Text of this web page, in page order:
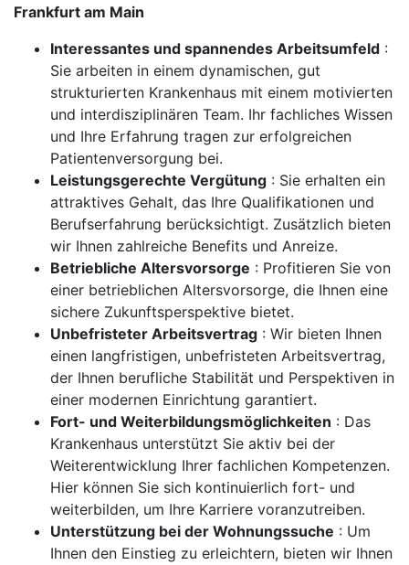
Frankfurt am Main
Interessantes und spannendes Arbeitsumfeld :
Sie arbeiten in einem dynamischen, gut
strukturierten Krankenhaus mit einem motivierten
und interdisziplinären Team. Ihr fachliches Wissen
und Ihre Erfahrung tragen zur erfolgreichen
Patientenversorgung bei.
Leistungsgerechte Vergütung : Sie erhalten ein
attraktives Gehalt, das Ihre Qualifikationen und
Berufserfahrung berücksichtigt. Zusätzlich bieten
wir Ihnen zahlreiche Benefits und Anreize.
Betriebliche Altersvorsorge : Profitieren Sie von
einer betrieblichen Altersvorsorge, die Ihnen eine
sichere Zukunftsperspektive bietet.
Unbefristeter Arbeitsvertrag : Wir bieten Ihnen
einen langfristigen, unbefristeten Arbeitsvertrag,
der Ihnen berufliche Stabilität und Perspektiven in
einer modernen Einrichtung garantiert.
Fort- und Weiterbildungsmöglichkeiten : Das
Krankenhaus unterstützt Sie aktiv bei der
Weiterentwicklung Ihrer fachlichen Kompetenzen.
Hier können Sie sich kontinuierlich fort- und
weiterbilden, um Ihre Karriere voranzutreiben.
Unterstützung bei der Wohnungssuche : Um
Ihnen den Einstieg zu erleichtern, bieten wir Ihnen